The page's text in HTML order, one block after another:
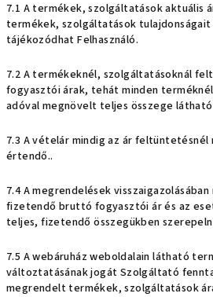
7.1 A termékek, szolgáltatások aktuális
termékek, szolgáltatások
tájékozódhat Felhasználó.
7.2 A termékeknél, szolgáltatásoknál
fogyasztói árak, tehát minden
adóval megnövelt teljes összege
7.3 A vételár mindig az ár
értendő..
7.4 A megrendelések
fizetendő bruttó fogyasztói ár és az
teljes, fizetendő összegükben
7.5 A webáruház weboldalain látható
változtatásának jogát Szolgáltató
megrendelt termékek, szolgáltatások